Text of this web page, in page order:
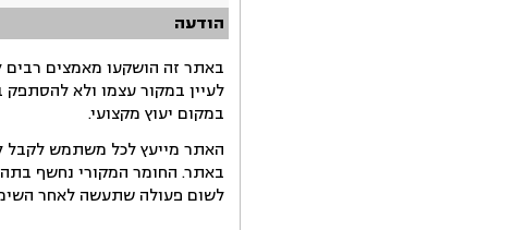
הודעה
באתר זה הושקעו מאמצים רבים
לעיין במקור עצמו ולא להסתפק
במקום יעוץ מקצועי.
האתר מייעץ לכל משתמש לקבל
באתר. החומר המקורי נחשף
לשום פעולה שתעשה לאחר